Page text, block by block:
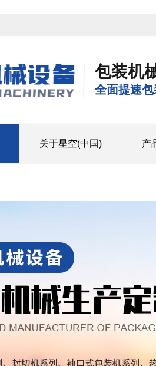
包装机
全面提速
关于星空(中国) 产